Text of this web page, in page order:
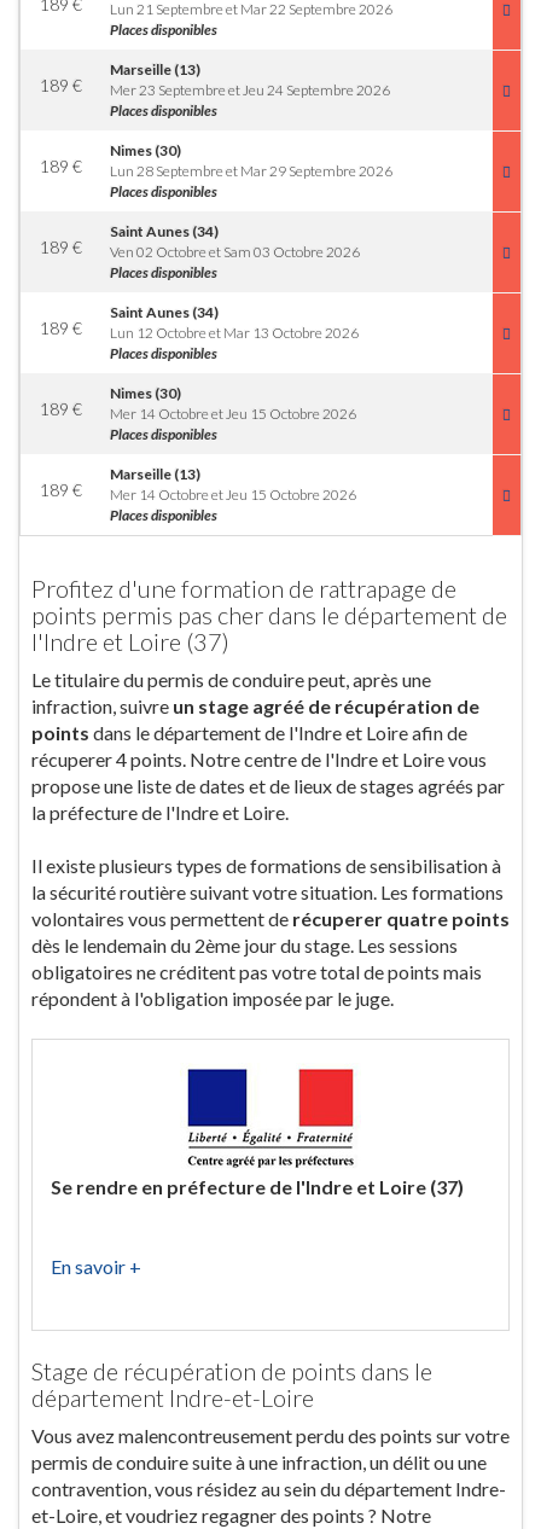
189 €
Lun 21 Septembre et Mar 22 Septembre 2026
Places disponibles
189 €
Marseille (13)
Mer 23 Septembre et Jeu 24 Septembre 2026
Places disponibles
189 €
Nimes (30)
Lun 28 Septembre et Mar 29 Septembre 2026
Places disponibles
189 €
Saint Aunes (34)
Ven 02 Octobre et Sam 03 Octobre 2026
Places disponibles
189 €
Saint Aunes (34)
Lun 12 Octobre et Mar 13 Octobre 2026
Places disponibles
189 €
Nimes (30)
Mer 14 Octobre et Jeu 15 Octobre 2026
Places disponibles
189 €
Marseille (13)
Mer 14 Octobre et Jeu 15 Octobre 2026
Places disponibles
Profitez d'une formation de rattrapage de
points permis pas cher dans le département de
l'Indre et Loire (37)
Le titulaire du permis de conduire peut, après une
infraction, suivre un stage agréé de récupération de
points dans le département de l'Indre et Loire afin de
récuperer 4 points. Notre centre de l'Indre et Loire vous
propose une liste de dates et de lieux de stages agréés par
la préfecture de l'Indre et Loire.
Il existe plusieurs types de formations de sensibilisation à
la sécurité routière suivant votre situation. Les formations
volontaires vous permettent de récuperer quatre points
dès le lendemain du 2ème jour du stage. Les sessions
obligatoires ne créditent pas votre total de points mais
répondent à l'obligation imposée par le juge.
Se rendre en préfecture de l'Indre et Loire (37)
En savoir +
Stage de récupération de points dans le
département Indre-et-Loire
Vous avez malencontreusement perdu des points sur votre
permis de conduire suite à une infraction, un délit ou une
contravention, vous résidez au sein du département Indre-
et-Loire, et voudriez regagner des points ? Notre